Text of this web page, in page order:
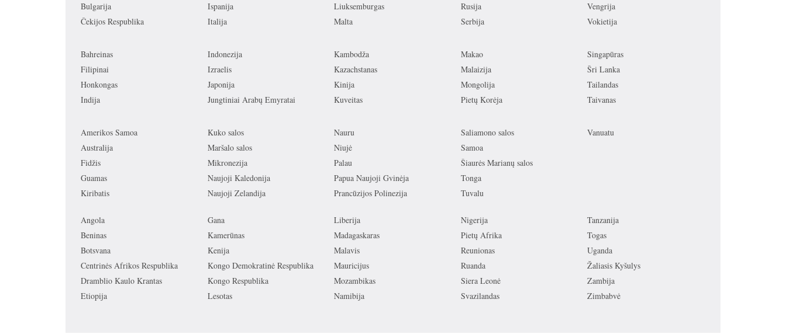
Bulgarija
Čekijos Respublika
Ispanija
Italija
Liuksemburgas
Malta
Rusija
Serbija
Vengrija
Vokietija
Bahreinas
Filipinai
Honkongas
Indija
Indonezija
Izraelis
Japonija
Jungtiniai Arabų Emyratai
Kambodža
Kazachstanas
Kinija
Kuveitas
Makao
Malaizija
Mongolija
Pietų Korėja
Singapūras
Šri Lanka
Tailandas
Taivanas
Amerikos Samoa
Australija
Fidžis
Guamas
Kiribatis
Kuko salos
Maršalo salos
Mikronezija
Naujoji Kaledonija
Naujoji Zelandija
Nauru
Niujė
Palau
Papua Naujoji Gvinėja
Prancūzijos Polinezija
Saliamono salos
Samoa
Šiaurės Marianų salos
Tonga
Tuvalu
Vanuatu
Angola
Beninas
Botsvana
Centrinės Afrikos Respublika
Dramblio Kaulo Krantas
Etiopija
Gana
Kamerūnas
Kenija
Kongo Demokratinė Respublika
Kongo Respublika
Lesotas
Liberija
Madagaskaras
Malavis
Mauricijus
Mozambikas
Namibija
Nigerija
Pietų Afrika
Reunionas
Ruanda
Siera Leonė
Svazilandas
Tanzanija
Togas
Uganda
Žaliasis Kyšulys
Zambija
Zimbabvė